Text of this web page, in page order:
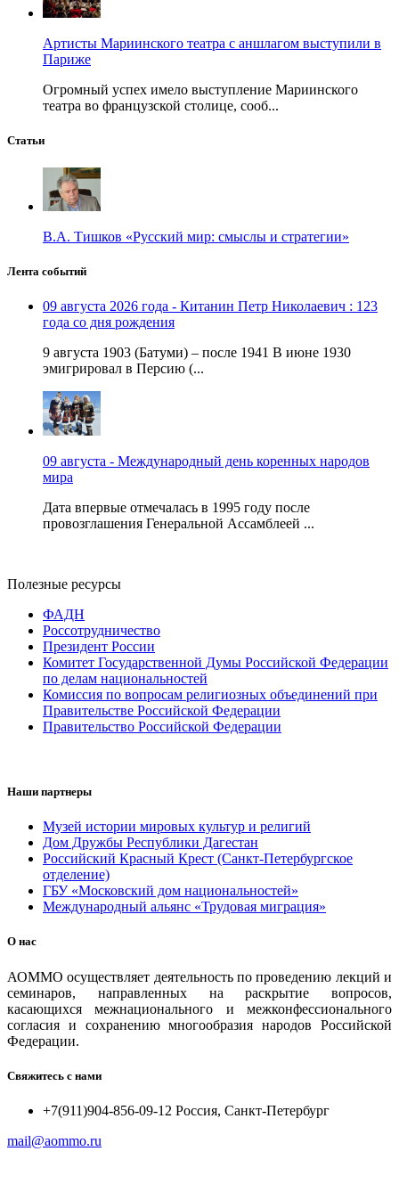
Артисты Мариинского театра с аншлагом выступили в
Париже
Огромный успех имело выступление Мариинского
театра во французской столице, сооб...
Статьи
В.А. Тишков «Русский мир: смыслы и стратегии»
Лента событий
09 августа 2026 года - Китанин Петр Николаевич : 123
года со дня рождения
9 августа 1903 (Батуми) – после 1941 В июне 1930
эмигрировал в Персию (...
09 августа - Международный день коренных народов
мира
Дата впервые отмечалась в 1995 году после
провозглашения Генеральной Ассамблеей ...
Полезные ресурсы
ФАДН
Россотрудничество
Президент России
Комитет Государственной Думы Российской Федерации
по делам национальностей
Комиссия по вопросам религиозных объединений при
Правительстве Российской Федерации
Правительство Российской Федерации
Наши партнеры
Музей истории мировых культур и религий
Дом Дружбы Республики Дагестан
Российский Красный Крест (Санкт-Петербургское
отделение)
ГБУ «Московский дом национальностей»
Международный альянс «Трудовая миграция»
О нас
АОММО осуществляет деятельность по проведению лекций и
семинаров, направленных на раскрытие вопросов,
касающихся межнационального и межконфессионального
согласия и сохранению многообразия народов Российской
Федерации.
Свяжитесь с нами
+7(911)904-856-09-12 Россия, Санкт-Петербург
mail@aommo.ru